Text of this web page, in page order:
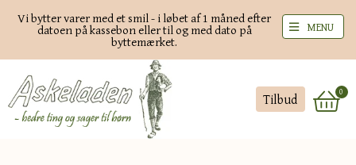
Vi bytter varer med et smil - i løbet af 1 måned efter
datoen på kassebon eller til og med dato på
byttemærket.
Tilbud 0
MENU